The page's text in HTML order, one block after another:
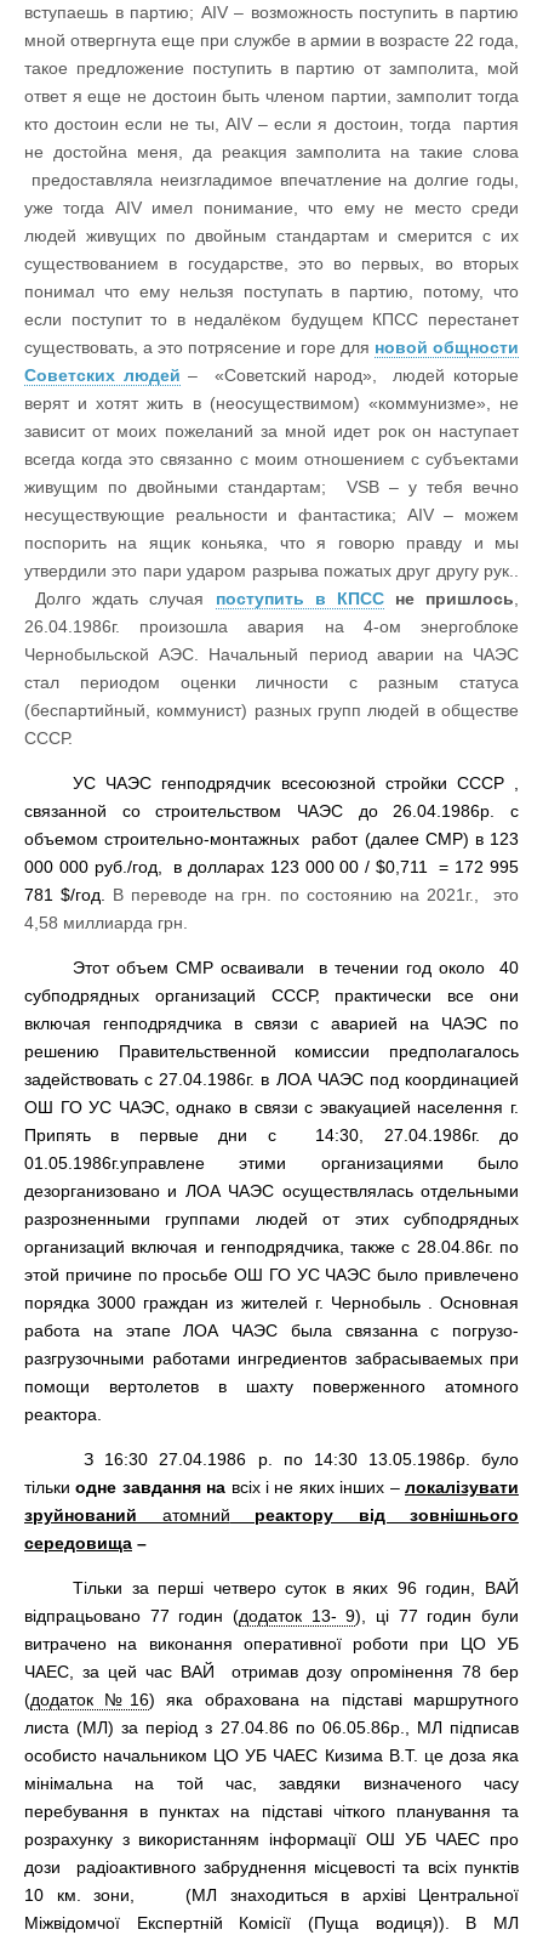
вступаешь в партию; AIV – возможность поступить в партию
мной отвергнута еще при службе в армии в возрасте 22 года,
такое предложение поступить в партию от замполита, мой
ответ я еще не достоин быть членом партии, замполит тогда
кто достоин если не ты, AIV – если я достоин, тогда партия
не достойна меня, да реакция замполита на такие слова
предоставляла неизгладимое впечатление на долгие годы,
уже тогда AIV имел понимание, что ему не место среди
людей живущих по двойным стандартам и смерится с их
существованием в государстве, это во первых, во вторых
понимал что ему нельзя поступать в партию, потому, что
если поступит то в недалёком будущем КПСС перестанет
существовать, а это потрясение и горе для новой общности
Советских людей – «Советский народ», людей которые
верят и хотят жить в (неосуществимом) «коммунизме», не
зависит от моих пожеланий за мной идет рок он наступает
всегда когда это связанно с моим отношением с субъектами
живущим по двойными стандартам; VSB – у тебя вечно
несуществующие реальности и фантастика; AIV – можем
поспорить на ящик коньяка, что я говорю правду и мы
утвердили это пари ударом разрыва пожатых друг другу рук..
Долго ждать случая поступить в КПССне пришлось,
26.04.1986г. произошла авария на 4-ом энергоблоке
Чернобыльской АЭС. Начальный период аварии на ЧАЭС
стал периодом оценки личности с разным статуса
(беспартийный, коммунист) разных групп людей в обществе
СССР.
УС ЧАЭС генподрядчик всесоюзной стройки СССР ,
связанной со строительством ЧАЭС до 26.04.1986р. с
объемом строительно-монтажных работ (далее СМР) в 123
000 000 руб./год, в долларах 123 000 00 / $0,711 = 172 995
781 $/год. В переводе на грн. по состоянию на 2021г., это
4,58 миллиарда грн.
Этот объем СМР осваивали в течении год около 40
субподрядных организаций СССР, практически все они
включая генподрядчика в связи с аварией на ЧАЭС по
решению Правительственной комиссии предполагалось
задействовать с 27.04.1986г. в ЛОА ЧАЭС под координацией
ОШ ГО УС ЧАЭС, однако в связи с эвакуацией населення г.
Припять в первые дни с 14:30, 27.04.1986г. до
01.05.1986г.управлене этими организациями было
дезорганизовано и ЛОА ЧАЭС осуществлялась отдельными
разрозненными группами людей от этих субподрядных
организаций включая и генподрядчика, также с 28.04.86г. по
этой причине по просьбе ОШ ГО УС ЧАЭС было привлечено
порядка 3000 граждан из жителей г. Чернобыль . Основная
работа на этапе ЛОА ЧАЭС была связанна с погрузо-
разгрузочными работами ингредиентов забрасываемых при
помощи вертолетов в шахту поверженного атомного
реактора.
З 16:30 27.04.1986 р. по 14:30 13.05.1986р. було
тільки одне завдання на всіх і не яких інших – локалізувати
зруйнований атомний реактору від зовнішнього
середовища –
Тільки за перші четверо суток в яких 96 годин, ВАЙ
відпрацьовано 77 годин (додаток 13- 9), ці 77 годин були
витрачено на виконання оперативної роботи при ЦО УБ
ЧАЕС, за цей час ВАЙ отримав дозу опромінення 78 бер
(додаток №16) яка обрахована на підставі маршрутного
листа (MЛ) за період з 27.04.86 по 06.05.86р., MЛ підписав
особисто начальником ЦО УБ ЧАЕС Кизима В.Т. це доза яка
мінімальна на той час, завдяки визначеного часу
перебування в пунктах на підставі чіткого планування та
розрахунку з використанням інформації ОШ УБ ЧАЕС про
дози радіоактивного забруднення місцевості та всіх пунктів
10 км. зони, (МЛ знаходиться в архіві Центральної
Міжвідомчої Експертній Комісії (Пуща водиця)). В МЛ